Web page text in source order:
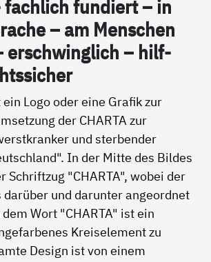
fach­lich fun­diert – in
– am Men­schen
er­schwing­lich – hil­f­